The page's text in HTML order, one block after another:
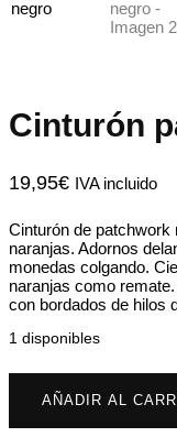
Cinturón
19,95€ IVA incluido
Cinturón de patchwork
naranjas. Adornos
monedas colgando.
naranjas como
con bordados de hilos
1 disponibles
Cinturón
patchwork
negro
cantidad
AÑADIR AL